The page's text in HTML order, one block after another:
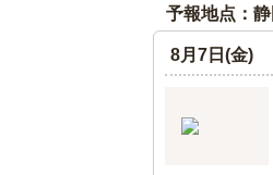
予報地点：
8月7日(金)